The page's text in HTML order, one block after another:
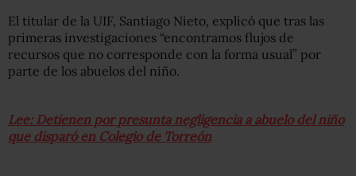
El titular de la UIF, Santiago Nieto, explicó que tras las
primeras investigaciones “encontramos flujos de
recursos que no corresponde con la forma usual” por
parte de los abuelos del niño.
Lee: Detienen por presunta negligencia a abuelo del niño
que disparó en Colegio de Torreón